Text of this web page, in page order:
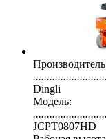
Dingli
Модель:
JCPT0807HD